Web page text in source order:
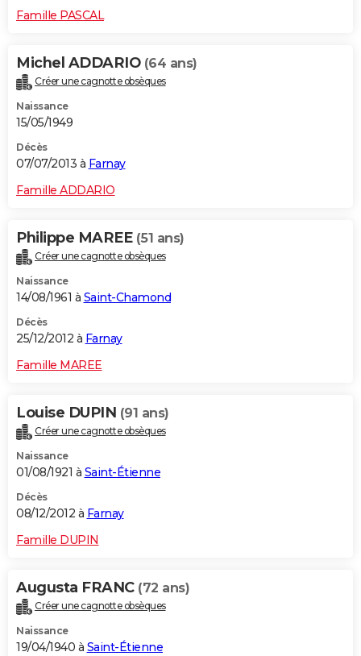
Famille PASCAL
Michel ADDARIO (64 ans)
Créer une cagnotte obsèques
Naissance
15/05/1949
Décès
07/07/2013 à Farnay
Famille ADDARIO
Philippe MAREE (51 ans)
Créer une cagnotte obsèques
Naissance
14/08/1961 à Saint-Chamond
Décès
25/12/2012 à Farnay
Famille MAREE
Louise DUPIN (91 ans)
Créer une cagnotte obsèques
Naissance
01/08/1921 à Saint-Étienne
Décès
08/12/2012 à Farnay
Famille DUPIN
Augusta FRANC (72 ans)
Créer une cagnotte obsèques
Naissance
19/04/1940 à Saint-Étienne